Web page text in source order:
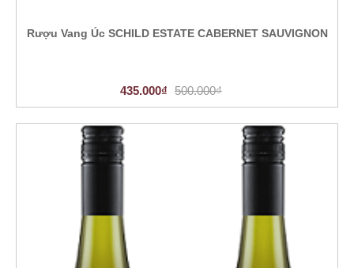
Rượu Vang Úc SCHILD ESTATE CABERNET SAUVIGNON
435.000₫ 500.000₫